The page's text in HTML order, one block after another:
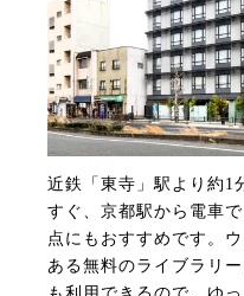
近鉄「東寺」駅より約1
すぐ、京都駅から電車
点にもおすすめです。
ある無料のライブラリ